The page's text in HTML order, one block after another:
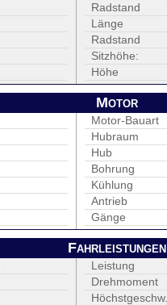
Radstand
Länge
Radstand
Sitzhöhe:
Höhe
Motor
Motor-Bauart
Hubraum
Hub
Bohrung
Kühlung
Antrieb
Gänge
Fahrleistungen
Leistung
Drehmoment
Höchstgeschw.